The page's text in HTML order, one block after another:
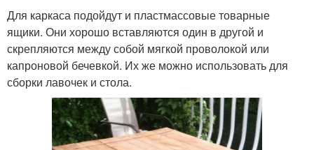
Для каркаса подойдут и пластмассовые товарные
ящики. Они хорошо вставляются один в другой и
скрепляются между собой мягкой проволокой или
капроновой бечевкой. Их же можно использовать для
сборки лавочек и стола.